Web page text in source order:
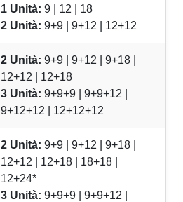
1 Unità: 9 | 12 | 18
2 Unità: 9+9 | 9+12 | 12+12
2 Unità: 9+9 | 9+12 | 9+18 |
12+12 | 12+18
3 Unità: 9+9+9 | 9+9+12 |
9+12+12 | 12+12+12
2 Unità: 9+9 | 9+12 | 9+18 |
12+12 | 12+18 | 18+18 |
12+24*
3 Unità: 9+9+9 | 9+9+12 |